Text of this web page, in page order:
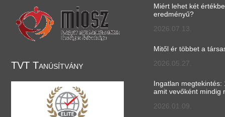
TVT Tanúsítvány
Miért lehet két
eredményű?
2026.07.13.
Mitől ér többet a
2026.05.27.
Ingatlan megtekintés:
amit vevőként mindig
2026.01.09.